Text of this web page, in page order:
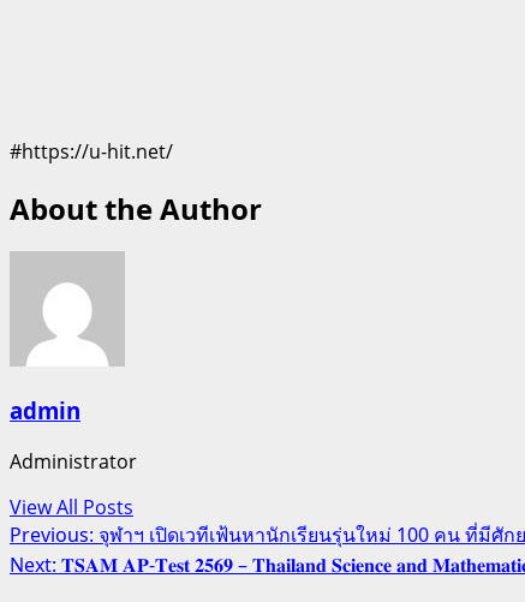
#https://u-hit.net/
About the Author
admin
Administrator
View All Posts
Post
navigation
Previous: จุฬาฯ เปิดเวทีเฟ้นหานักเรียนรุ่นใหม่ 100 คน ที่มีศั
Next: 𝐓𝐒𝐀𝐌 𝐀𝐏-𝐓𝐞𝐬𝐭 𝟐𝟓𝟔𝟗 – 𝐓𝐡𝐚𝐢𝐥𝐚𝐧𝐝 𝐒𝐜𝐢𝐞𝐧𝐜𝐞 𝐚𝐧𝐝